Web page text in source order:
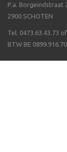
P.a. Borgeindstraat
2900 SCHOTEN
Tel. 0473.63.43.73
BTW BE